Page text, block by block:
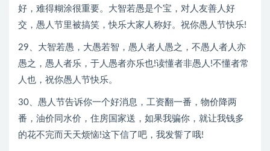
好，难得糊涂很重要。大智若愚是个宝，对人友善人好
交，愚人节里被搞笑，快乐大家人称好。祝你愚人节快乐!
29、大智若愚，大愚若智，愚人者人愚之，不愚人者人亦
愚之，愚人者乐，于人愚者亦乐也!读懂者非愚人!不懂者常
人也，祝你愚人节快乐。
30、愚人节告诉你一个好消息，工资翻一番，物价降两
番，油价同水价，住房国家送，如果我骗你，就让我钱多
的花不完而天天烦恼!这下信了吧，我发誓了哦!